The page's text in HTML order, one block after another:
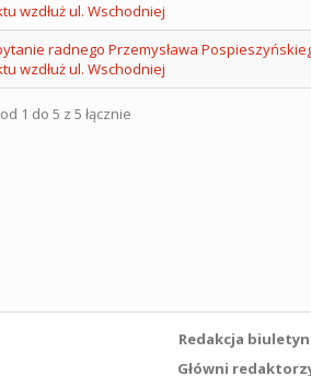
wzdłuż ul. Wschodniej
radnego Przemysława
wzdłuż ul. Wschodniej
1 do 5 z 5 łącznie
Redakcja
Główni